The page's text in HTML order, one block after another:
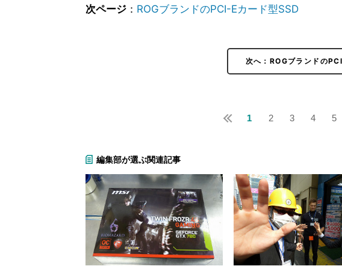
次ページ ： ROGブランドのPCI-Eカード型SSD
次へ：ROGブランドの
1 2 3 4 5
編集部が選ぶ関連記事